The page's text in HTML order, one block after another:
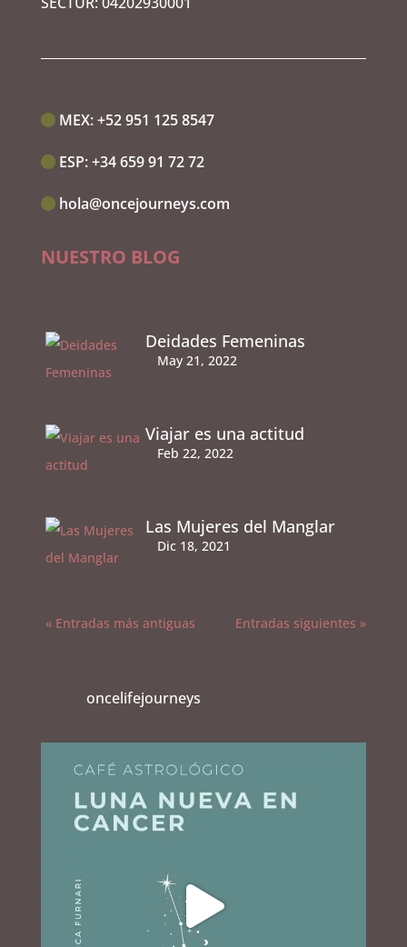
MEX:‭+52 951 125 8547
ESP:‭+34 659 91 72 72
hola@oncejourneys.com
NUESTRO BLOG
Deidades Femeninas
May 21, 2022
Viajar es una actitud
Feb 22, 2022
Las Mujeres del Manglar
Dic 18, 2021
« Entradas más antiguas Entradas siguientes »
oncelifejourneys